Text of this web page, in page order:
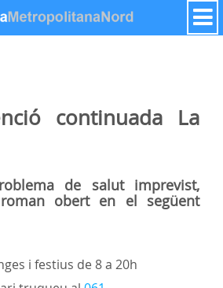
continuada La
de salut imprevist,
obert en el següent
i festius de 8 a 20h